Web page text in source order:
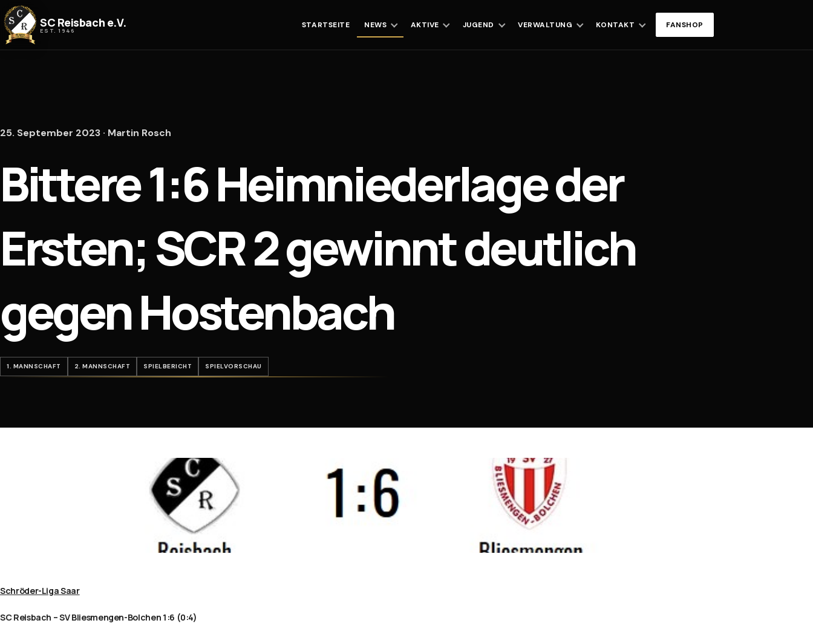
Zum Inhalt springen
SC Reisbach e.V.
EST. 1946
STARTSEITE NEWS AKTIVE JUGEND VERWALTUNG KONTAKT FANSHOP
25. September 2023 · Martin Rosch
Bittere 1:6 Heimniederlage der
Ersten; SCR 2 gewinnt deutlich
gegen Hostenbach
1. MANNSCHAFT 2. MANNSCHAFT SPIELBERICHT SPIELVORSCHAU
Schröder-Liga Saar
SC Reisbach – SV Bliesmengen-Bolchen 1:6 (0:4)